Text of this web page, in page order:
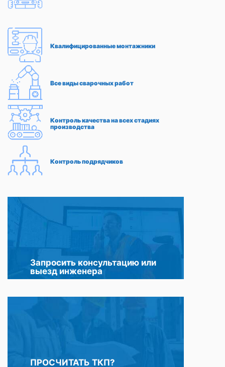
Квалифицированные монтажники
Все виды сварочных работ
Контроль качества на всех стадиях
производства
Контроль подрядчиков
Запросить консультацию или
выезд инженера
ПРОСЧИТАТЬ ТКП?